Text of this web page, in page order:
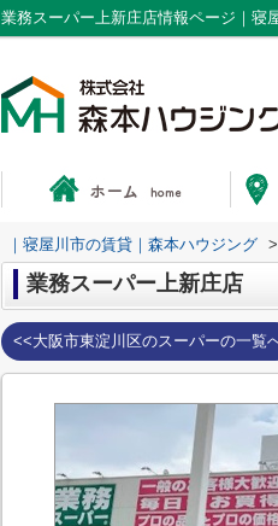
業務スーパー上新庄店情報ページ｜寝
｜寝屋川市の賃貸｜森本ハウジング >
業務スーパー上新庄店
<<大阪市東淀川区のスーパーの一覧